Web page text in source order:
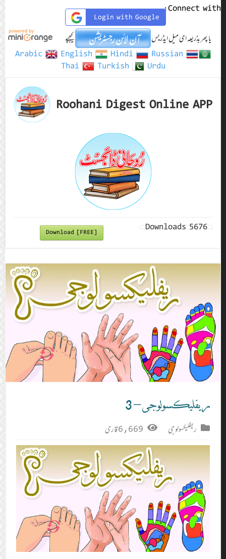
Connect with:
Login with Google
یا پھر بذریعہ ای میل ایڈریس
کیجیے
Arabic
English Hindi
Russian
Thai
Turkish Urdu
Roohani Digest Online APP
Download [FREE] 5676
Downloads
ریفلیکسولوجی – 3
ریفلیکسولوجی 6,669 قاری